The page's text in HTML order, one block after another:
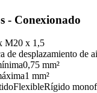
- Conexionado
M20 x 1,5
de desplazamiento de
0,75 mm²
1 mm²
FlexibleRígido